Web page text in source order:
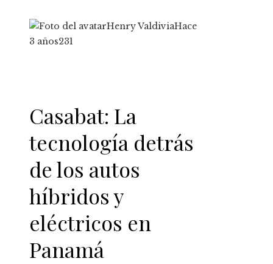
Henry ValdiviaHace
3 años231
Casabat: La
tecnología detrás
de los autos
híbridos y
eléctricos en
Panamá